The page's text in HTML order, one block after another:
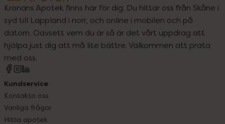
Kronans Apotek finns här för dig. Du hittar oss från Skåne i
syd till Lappland i norr, och online i mobilen och på
datorn. Oavsett vem du är så är det vårt uppdrag att
hjälpa just dig att må lite bättre. Välkommen att prata
med oss.
Kundservice
Kontakta oss
Vanliga frågor
Hitta apotek